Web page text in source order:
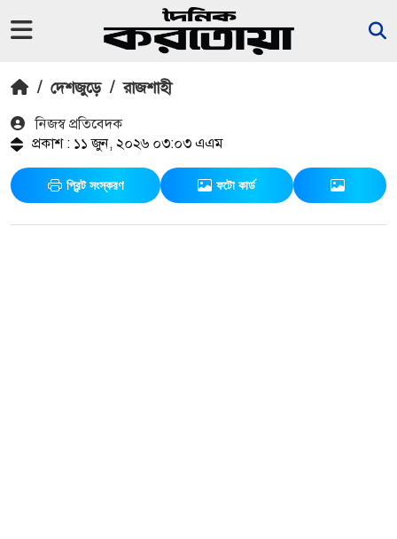
/ দেশজুড়ে / রাজশাহী
নিজস্ব প্রতিবেদক
প্রকাশ : ১১ জুন, ২০২৬ ০৩:০৩ এএম
প্রিন্ট সংস্করণ ফটো কার্ড